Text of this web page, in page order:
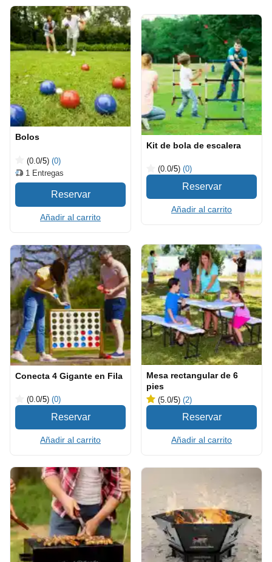
Bolos
(0.0/5) (0)
1 Entregas
Añadir al carrito
Kit de bola de escalera
(0.0/5) (0)
Añadir al carrito
Conecta 4 Gigante en Fila
(0.0/5) (0)
Añadir al carrito
Mesa rectangular de 6
pies
(5.0/5) (2)
Añadir al carrito